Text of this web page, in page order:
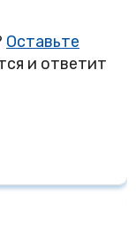
Оставьте
и ответит
сделаны из
основе платины